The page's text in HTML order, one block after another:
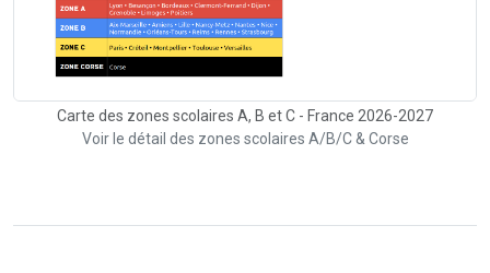
Carte des zones scolaires A, B et C - France 2026-2027
Voir le détail des zones scolaires A/B/C & Corse